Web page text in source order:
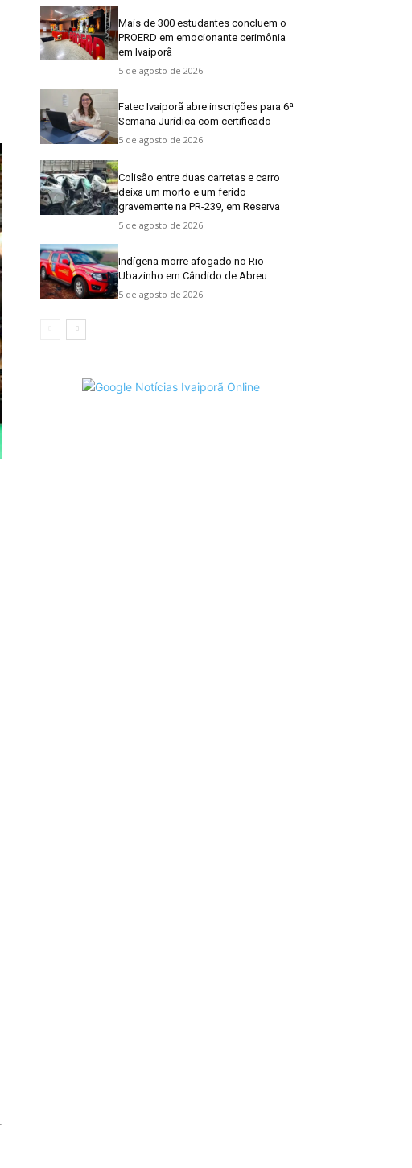
Mais de 300 estudantes concluem o
PROERD em emocionante cerimônia
em Ivaiporã
5 de agosto de 2026
Fatec Ivaiporã abre inscrições para 6ª
Semana Jurídica com certificado
5 de agosto de 2026
Colisão entre duas carretas e carro
deixa um morto e um ferido
gravemente na PR-239, em Reserva
5 de agosto de 2026
Indígena morre afogado no Rio
Ubazinho em Cândido de Abreu
5 de agosto de 2026